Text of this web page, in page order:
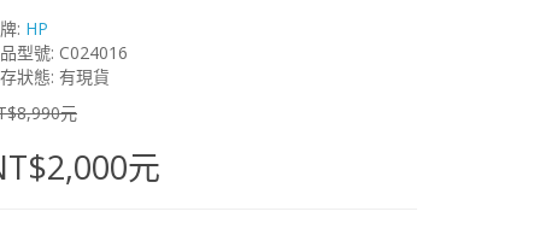
: HP
型號: C024016
狀態: 有現貨
元
元